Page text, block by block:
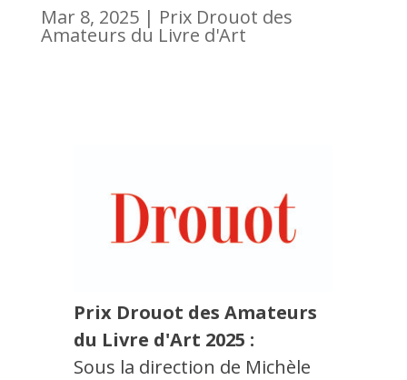
Mar 8, 2025| Prix Drouot des
Amateurs du Livre d'Art
Prix Drouot des Amateurs
du Livre d'Art 2025 :
Sous la direction de Michèle